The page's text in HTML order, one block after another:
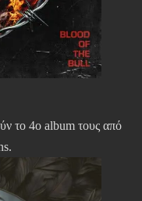
το 4ο album τους από